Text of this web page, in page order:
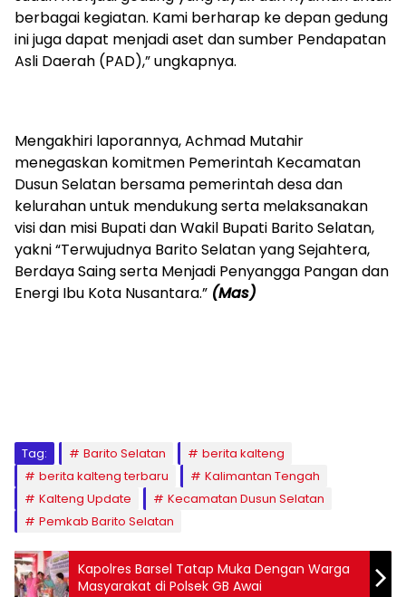
berbagai kegiatan. Kami berharap ke depan gedung
ini juga dapat menjadi aset dan sumber Pendapatan
Asli Daerah (PAD),” ungkapnya.
‎Mengakhiri laporannya, Achmad Mutahir
menegaskan komitmen Pemerintah Kecamatan
Dusun Selatan bersama pemerintah desa dan
kelurahan untuk mendukung serta melaksanakan
visi dan misi Bupati dan Wakil Bupati Barito Selatan,
yakni “Terwujudnya Barito Selatan yang Sejahtera,
Berdaya Saing serta Menjadi Penyangga Pangan dan
Energi Ibu Kota Nusantara.” (Mas)
Tag: Barito Selatan
berita kalteng
berita kalteng terbaru
Kalimantan Tengah
Kalteng Update
Kecamatan Dusun Selatan
Pemkab Barito Selatan
Kapolres Barsel Tatap Muka Dengan Warga
Masyarakat di Polsek GB Awai